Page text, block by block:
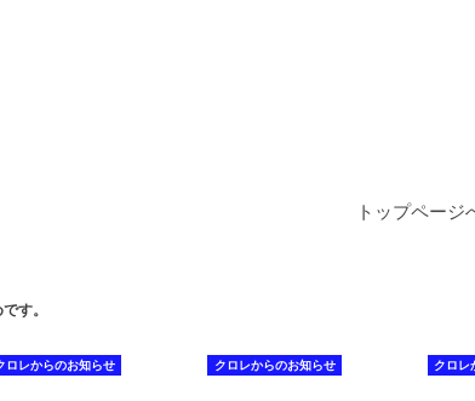
トップページ
す。
ロレからのお知らせ クロレからのお知らせ クロレ